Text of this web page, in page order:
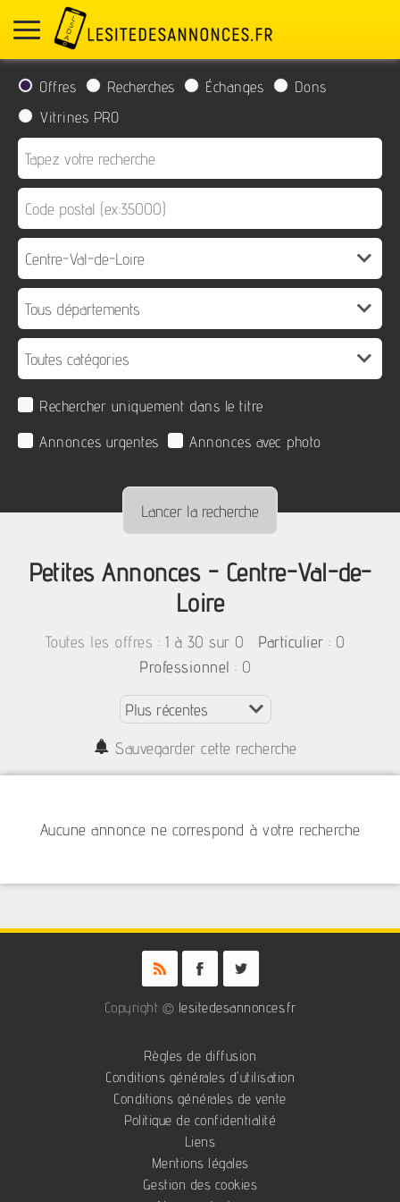
Offres Recherches Échanges
Dons
Vitrines PRO
Rechercher uniquement dans le titre
Annonces urgentes
Annonces avec photo
Petites Annonces - Centre-Val-de-
Loire
Toutes les offres : 1 à 30 sur 0 Particulier : 0
Professionnel : 0
Sauvegarder cette recherche
Aucune annonce ne correspond à votre recherche
Copyright © lesitedesannonces.fr
Règles de diffusion
Conditions générales d'utilisation
Conditions générales de vente
Politique de confidentialité
Liens
Mentions légales
Gestion des cookies